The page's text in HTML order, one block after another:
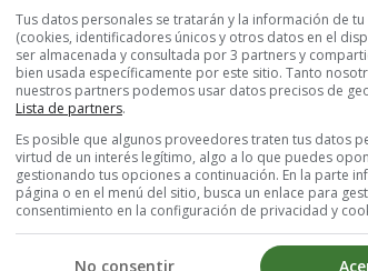
Tus datos personales se tratarán y la información de
(cookies, identificadores únicos y otros datos en el
ser almacenada y consultada por 3 partners y
bien usada específicamente por este sitio. Tanto
nuestros partners podemos usar datos precisos de
Lista de partners.
Es posible que algunos proveedores traten tus datos
virtud de un interés legítimo, algo a lo que puedes
gestionando tus opciones a continuación. En la parte
página o en el menú del sitio, busca un enlace para
consentimiento en la configuración de privacidad y
No consentir